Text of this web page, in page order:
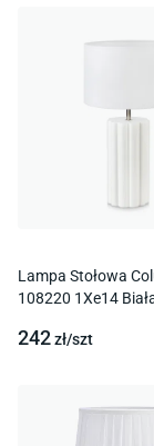
Lampa Stołowa
108220 1Xe14
242zł/szt